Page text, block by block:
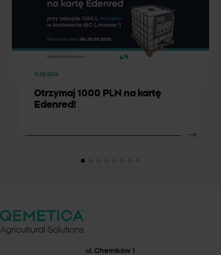
15.06.2026
Otrzymaj 1000 PLN na kartę
Edenred!
ul. Chemików 1